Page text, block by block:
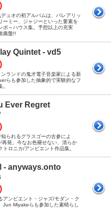
デュオの初アルバムは、バレアリッ
ーミー、ジャジーといった要素を
ポ～ハウス集。予想以上の充実
薦盤!!
Quintet - vd5
ンランドの鬼才電子音楽家による新
らも参加した抽象的で実験的なフ
Ever Regret
られるグラスゴーの古参によ
再発。今なお色褪せない、清らか
トロニカ/アンビエント作品集。
- anyways.onto
アンビエント・ジャズ/モダン・ク
Jun Miyakeらも参加した素晴らし